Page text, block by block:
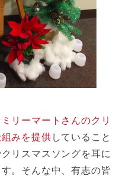
リーマートさんのクリ
みを提供 していること
リスマスソングを耳に
。そんな中、有志の皆